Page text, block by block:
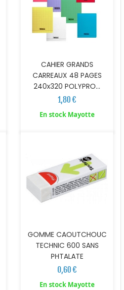
CAHIER GRANDS
CARREAUX 48 PAGES
240x320 POLYPRO...
1,80 €
En stock Mayotte
GOMME CAOUTCHOUC
TECHNIC 600 SANS
PHTALATE
0,60 €
En stock Mayotte